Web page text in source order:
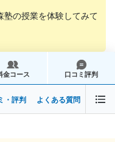
塾の授業を体験してみて
金コース 口コミ評判
・評判 よくある質問